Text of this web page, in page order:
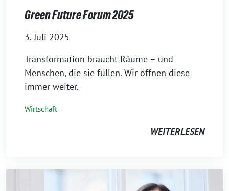
⁨Green Future Forum 2025
3. Juli 2025
Transformation braucht Räume – und
Menschen, die sie füllen. Wir öffnen diese
immer weiter.⁩
Wirtschaft
WEITERLESEN